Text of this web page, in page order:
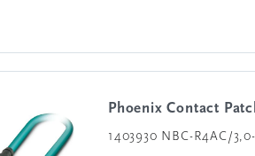
Phoenix Contact
1403930 NBC-R4AC/